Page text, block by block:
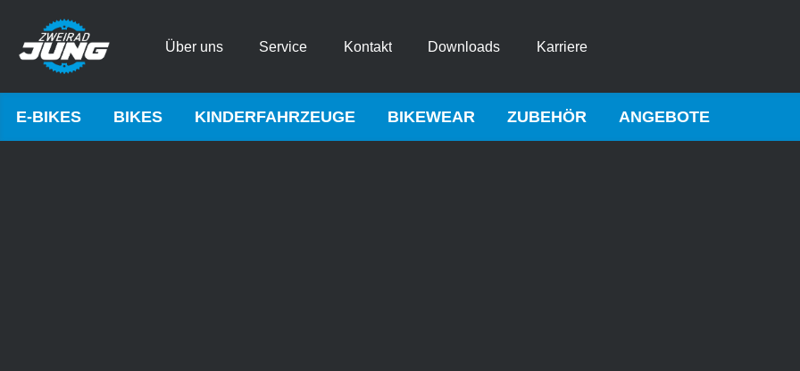
Über uns Service Kontakt Downloads Karriere
E-BIKES BIKES KINDERFAHRZEUGE BIKEWEAR ZUBEHÖR ANGEBOTE